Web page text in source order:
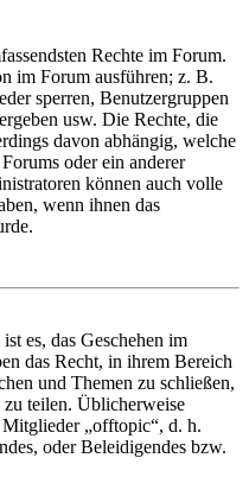
Rechte im Forum.
im Forum ausführen; z. B.
sperren, Benutzergruppen
usw. Die Rechte, die
davon abhängig, welche
oder ein anderer
können auch volle
wenn ihnen das
es, das Geschehen im
das Recht, in ihrem Bereich
und Themen zu schließen,
teilen. Üblicherweise
„offtopic“, d. h.
oder Beleidigendes bzw.